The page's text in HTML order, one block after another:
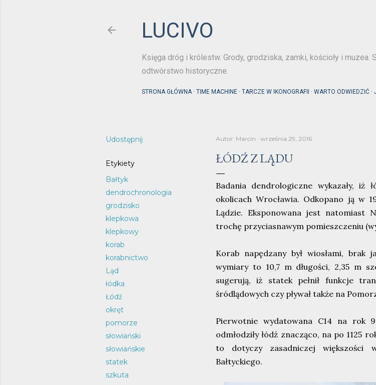
LUCIVO
Księga dróg i królestw. Grody, grodziska, zamki, kościoły i muzea.
odtwórstwo historyczne.
STRONA GŁÓWNA TIME MACHINE TARCZE W IKONOGRAFII WARTO ODWIEDZIĆ
Udostępnij
Etykiety
Bałtyk
dendrochronologia
grodzisko
klepkowa
klepkowy
korab
korabnictwo
Ląd
łódka
Łódź
okręt
pomorze
słowiański
słowiańskie
statek
szkuta
Autor: Marcin września 29, 2016
ŁÓDŹ Z LĄDU
Badania dendrologiczne wykazały, iż
okolicach Wrocławia. Odkopano ją w
Lądzie. Eksponowana jest natomiast
trochę przyciasnawym pomieszczeniu
Korab napędzany był wiosłami, brak
wymiary to 10,7 m długości, 2,35 m
sugerują, iż statek pełnił funkcje
śródlądowych czy pływał także na
Pierwotnie wydatowana C14 na rok
odmłodziły łódź znacząco, na po 1125
to dotyczy zasadniczej większości
Bałtyckiego.